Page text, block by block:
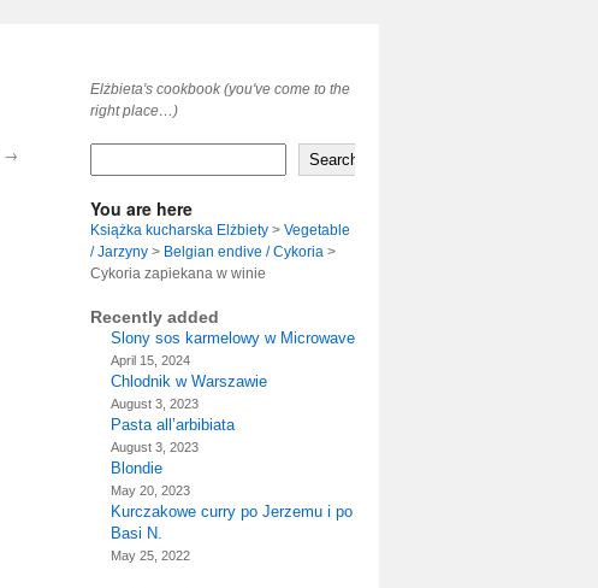
Elżbieta's cookbook (you've come to the
right place…)
→ Search
You are here
Książka kucharska Elżbiety > Vegetable
/ Jarzyny > Belgian endive / Cykoria >
Cykoria zapiekana w winie
Recently added
Slony sos karmelowy w Microwave
April 15, 2024
Chlodnik w Warszawie
August 3, 2023
Pasta all’arbibiata
August 3, 2023
Blondie
May 20, 2023
Kurczakowe curry po Jerzemu i po
Basi N.
May 25, 2022